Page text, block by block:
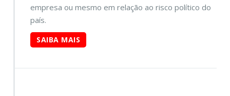
empresa ou mesmo em relação ao risco político do
país.
SAIBA MAIS